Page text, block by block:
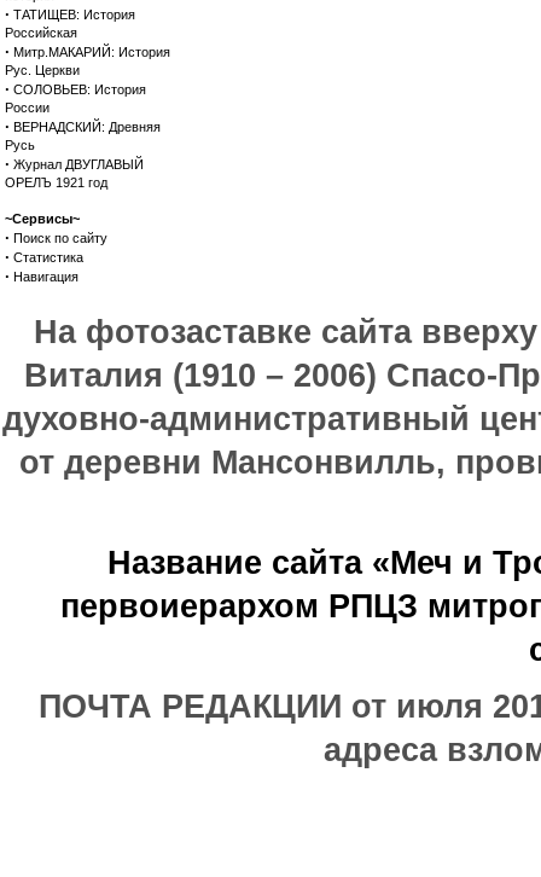
· ТАТИЩЕВ: История
Российская
· Митр.МАКАРИЙ: История
Рус. Церкви
· СОЛОВЬЕВ: История
России
· ВЕРНАДСКИЙ: Древняя
Русь
· Журнал ДВУГЛАВЫЙ
ОРЕЛЪ 1921 год
~Сервисы~
· Поиск по сайту
· Статистика
· Навигация
На фотозаставке сайта
Виталия (1910 – 2006) Спасо-
духовно-административный
от деревни Мансонвилль,
Название сайта «Меч и
первоиерархом РПЦЗ
ПОЧТА РЕДАКЦИИ от июля
адреса